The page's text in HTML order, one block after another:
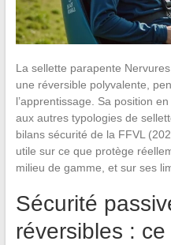
La sellette parapente
une réversible polyvalente,
l’apprentissage. Sa position
aux autres typologies de
bilans sécurité de la FFVL
utile sur ce que protège
milieu de gamme, et sur ses
Sécurité
réversibles :